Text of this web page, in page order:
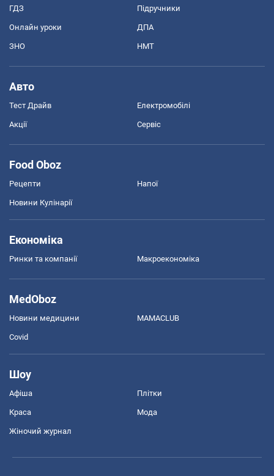
ГДЗ Підручники
Онлайн уроки ДПА
ЗНО НМТ
Авто
Тест Драйв Електромобілі
Акції Сервіс
Food Oboz
Рецепти Напої
Новини Кулінарії
Економіка
Ринки та компанії Макроекономіка
MedOboz
Новини медицини MAMACLUB
Covid
Шоу
Афіша Плітки
Краса Мода
Жіночий журнал